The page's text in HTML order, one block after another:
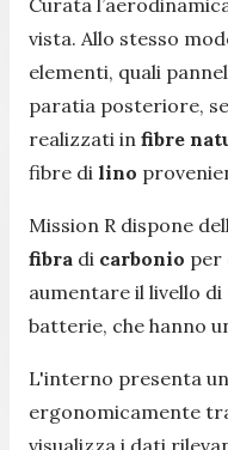
Curata
vista. Allo stesso
elementi, quali
paratia posteriore,
realizzati in fibre
fibre di lino
Mission R dispone
fibra di carbonio per
aumentare il livello
batterie, che hanno
L'interno presenta un
ergonomicamente